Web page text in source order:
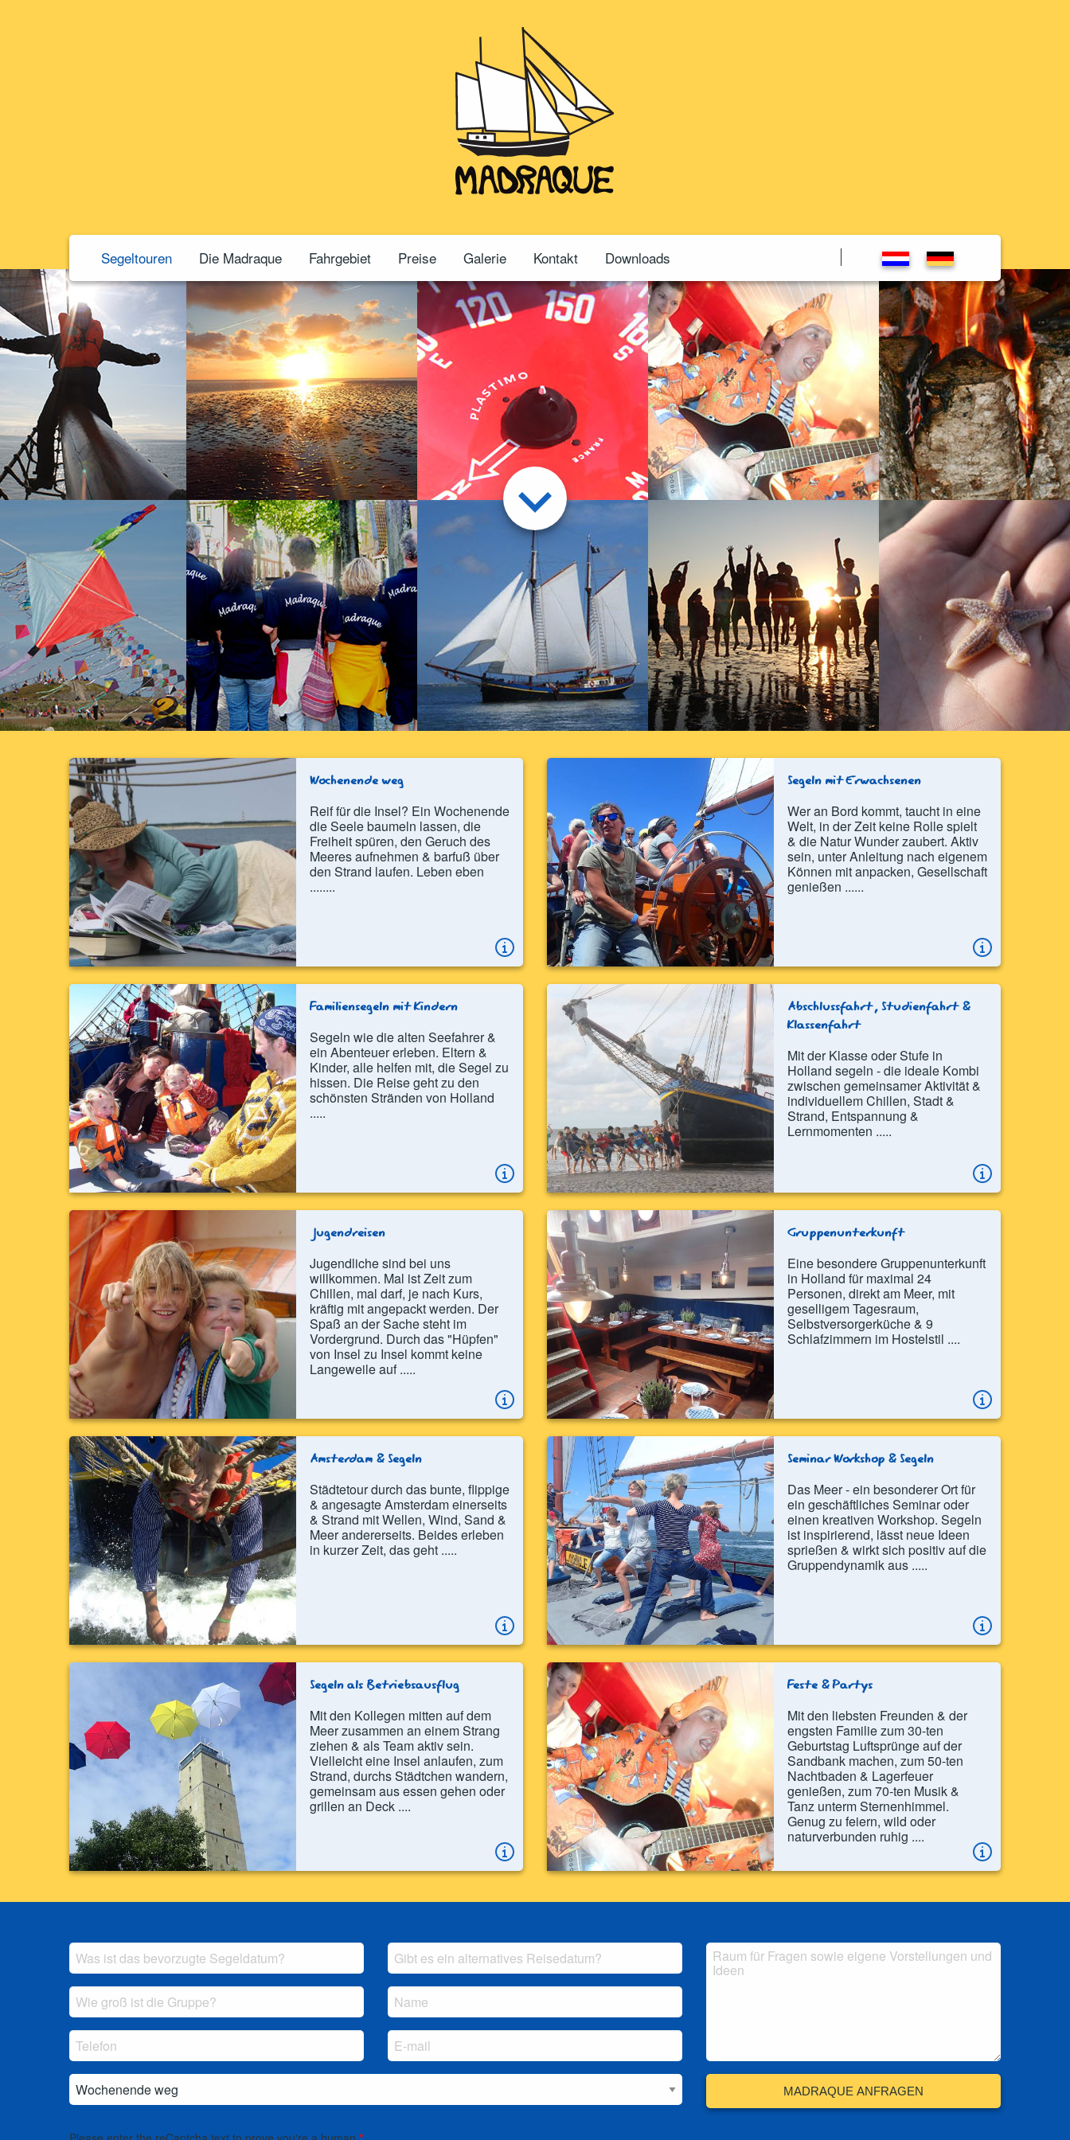
Segeltouren Die Madraque Fahrgebiet Preise Galerie Kontakt Downloads
Wochenende weg
Reif für die Insel? Ein Wochenende
die Seele baumeln lassen, die
Freiheit spüren, den Geruch des
Meeres aufnehmen & barfuß über
den Strand laufen. Leben eben
........
Segeln mit Erwachsenen
Wer an Bord kommt, taucht in eine
Welt, in der Zeit keine Rolle spielt
& die Natur Wunder zaubert. Aktiv
sein, unter Anleitung nach eigenem
Können mit anpacken, Gesellschaft
genießen ......
Familiensegeln mit Kindern
Segeln wie die alten Seefahrer &
ein Abenteuer erleben. Eltern &
Kinder, alle helfen mit, die Segel zu
hissen. Die Reise geht zu den
schönsten Stränden von Holland
.....
Abschlussfahrt, Studienfahrt &
Klassenfahrt
Mit der Klasse oder Stufe in
Holland segeln - die ideale Kombi
zwischen gemeinsamer Aktivität &
individuellem Chillen, Stadt &
Strand, Entspannung &
Lernmomenten .....
Jugendreisen
Jugendliche sind bei uns
willkommen. Mal ist Zeit zum
Chillen, mal darf, je nach Kurs,
kräftig mit angepackt werden. Der
Spaß an der Sache steht im
Vordergrund. Durch das "Hüpfen"
von Insel zu Insel kommt keine
Langeweile auf .....
Gruppenunterkunft
Eine besondere Gruppenunterkunft
in Holland für maximal 24
Personen, direkt am Meer, mit
geselligem Tagesraum,
Selbstversorgerküche & 9
Schlafzimmern im Hostelstil ....
Amsterdam & Segeln
Städtetour durch das bunte, flippige
& angesagte Amsterdam einerseits
& Strand mit Wellen, Wind, Sand &
Meer andererseits. Beides erleben
in kurzer Zeit, das geht .....
Seminar Workshop & Segeln
Das Meer - ein besonderer Ort für
ein geschäftliches Seminar oder
einen kreativen Workshop. Segeln
ist inspirierend, lässt neue Ideen
sprießen & wirkt sich positiv auf die
Gruppendynamik aus .....
Segeln als Betriebsausflug
Mit den Kollegen mitten auf dem
Meer zusammen an einem Strang
ziehen & als Team aktiv sein.
Vielleicht eine Insel anlaufen, zum
Strand, durchs Städtchen wandern,
gemeinsam aus essen gehen oder
grillen an Deck ....
Feste & Partys
Mit den liebsten Freunden & der
engsten Familie zum 30-ten
Geburtstag Luftsprünge auf der
Sandbank machen, zum 50-ten
Nachtbaden & Lagerfeuer
genießen, zum 70-ten Musik &
Tanz unterm Sternenhimmel.
Genug zu feiern, wild oder
naturverbunden ruhig ....
MADRAQUE ANFRAGEN